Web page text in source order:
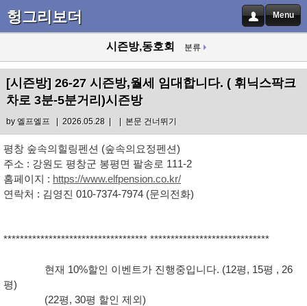
헝그리보더 Menu
시즌방,동호회 분류
[시즌방] 26-27 시즌방,월세 임대합니다. ( 휘닉스팍크
차로 3분-5분거리)시즌방
by엘프엘프 | 2026.05.28 | | 본문 건너뛰기
평창 숲속의힐링펜션 (숲속의요정펜션)
주소 : 강원도 평창군 봉평면 팔송로 111-2
홈페이지 : https://www.elfpension.co.kr/
연락처 : 김영진 010-7374-7974 (문의전화)
*********************************** *****************************
현재 10%할인 이벤트가 진행중입니다. (12평, 15평 , 26
평)
(22평, 30평 할인 제외)